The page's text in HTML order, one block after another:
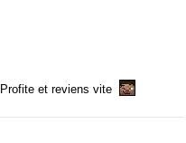
Profite et reviens vite